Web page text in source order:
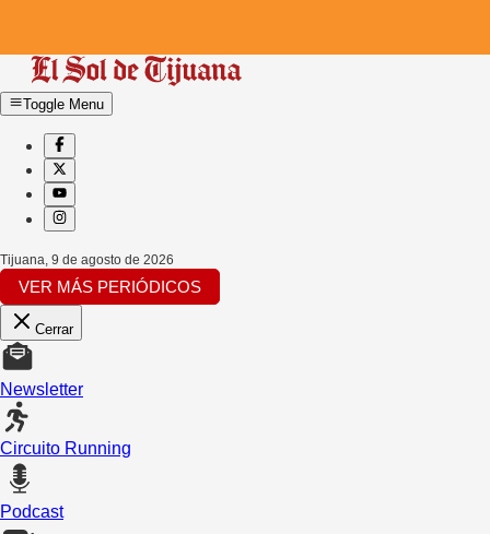
Toggle Menu
Tijuana 9 de agosto de 2026
VER MÁS PERIÓDICOS
Cerrar
Newsletter
Circuito Running
Podcast